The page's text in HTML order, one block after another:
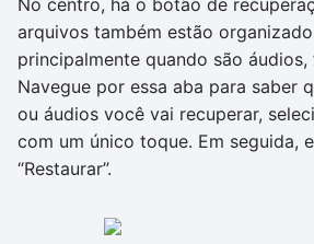
No centro, há o botão de
arquivos também estão
principalmente quando são
Navegue por essa aba para saber
ou áudios você vai recuperar,
com um único toque. Em seguida,
“Restaurar”.